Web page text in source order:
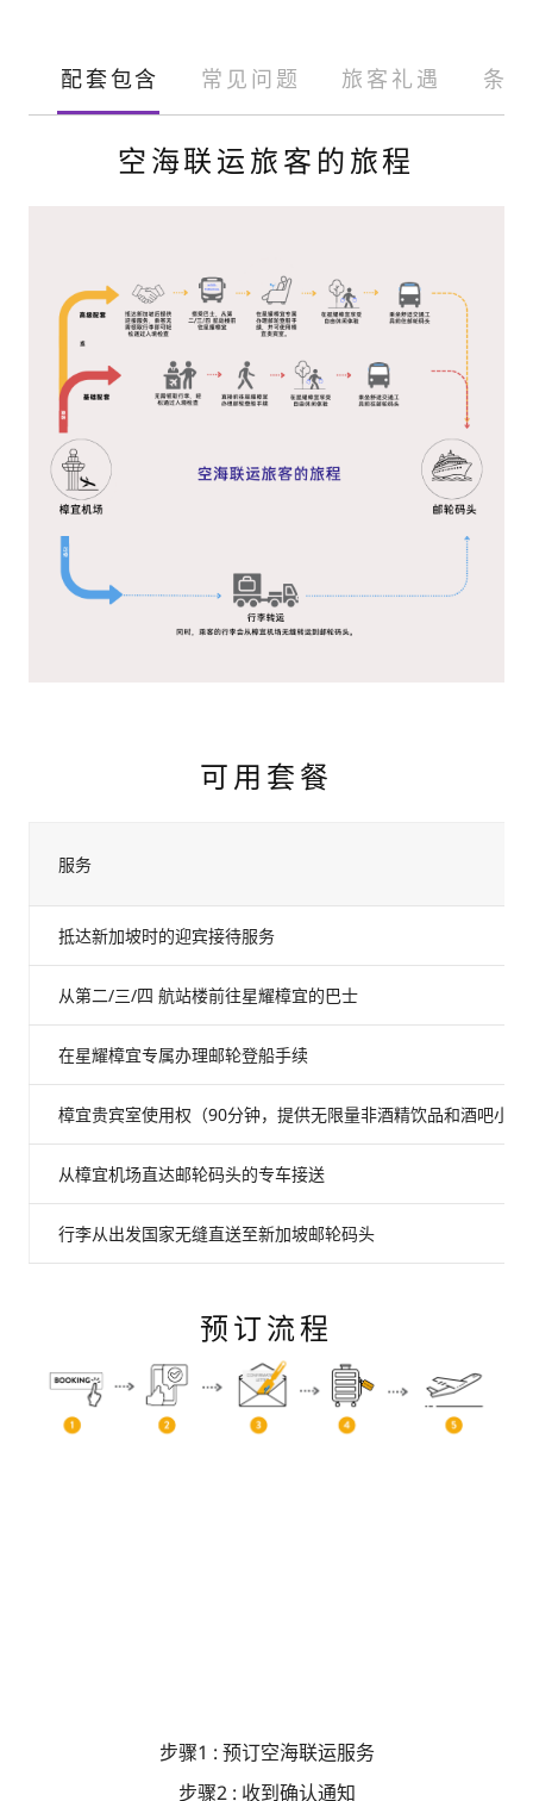
配套包含 常见问题 旅客礼遇 条
空海联运旅客的旅程
可用套餐
服务
抵达新加坡时的迎宾接待服务
从第二/三/四 航站楼前往星耀樟宜的巴士
在星耀樟宜专属办理邮轮登船手续
樟宜贵宾室使用权（90分钟，提供无限量非酒精饮品和酒吧小食
从樟宜机场直达邮轮码头的专车接送
行李从出发国家无缝直送至新加坡邮轮码头
预订流程
步骤1 : 预订空海联运服务
步骤2 : 收到确认通知